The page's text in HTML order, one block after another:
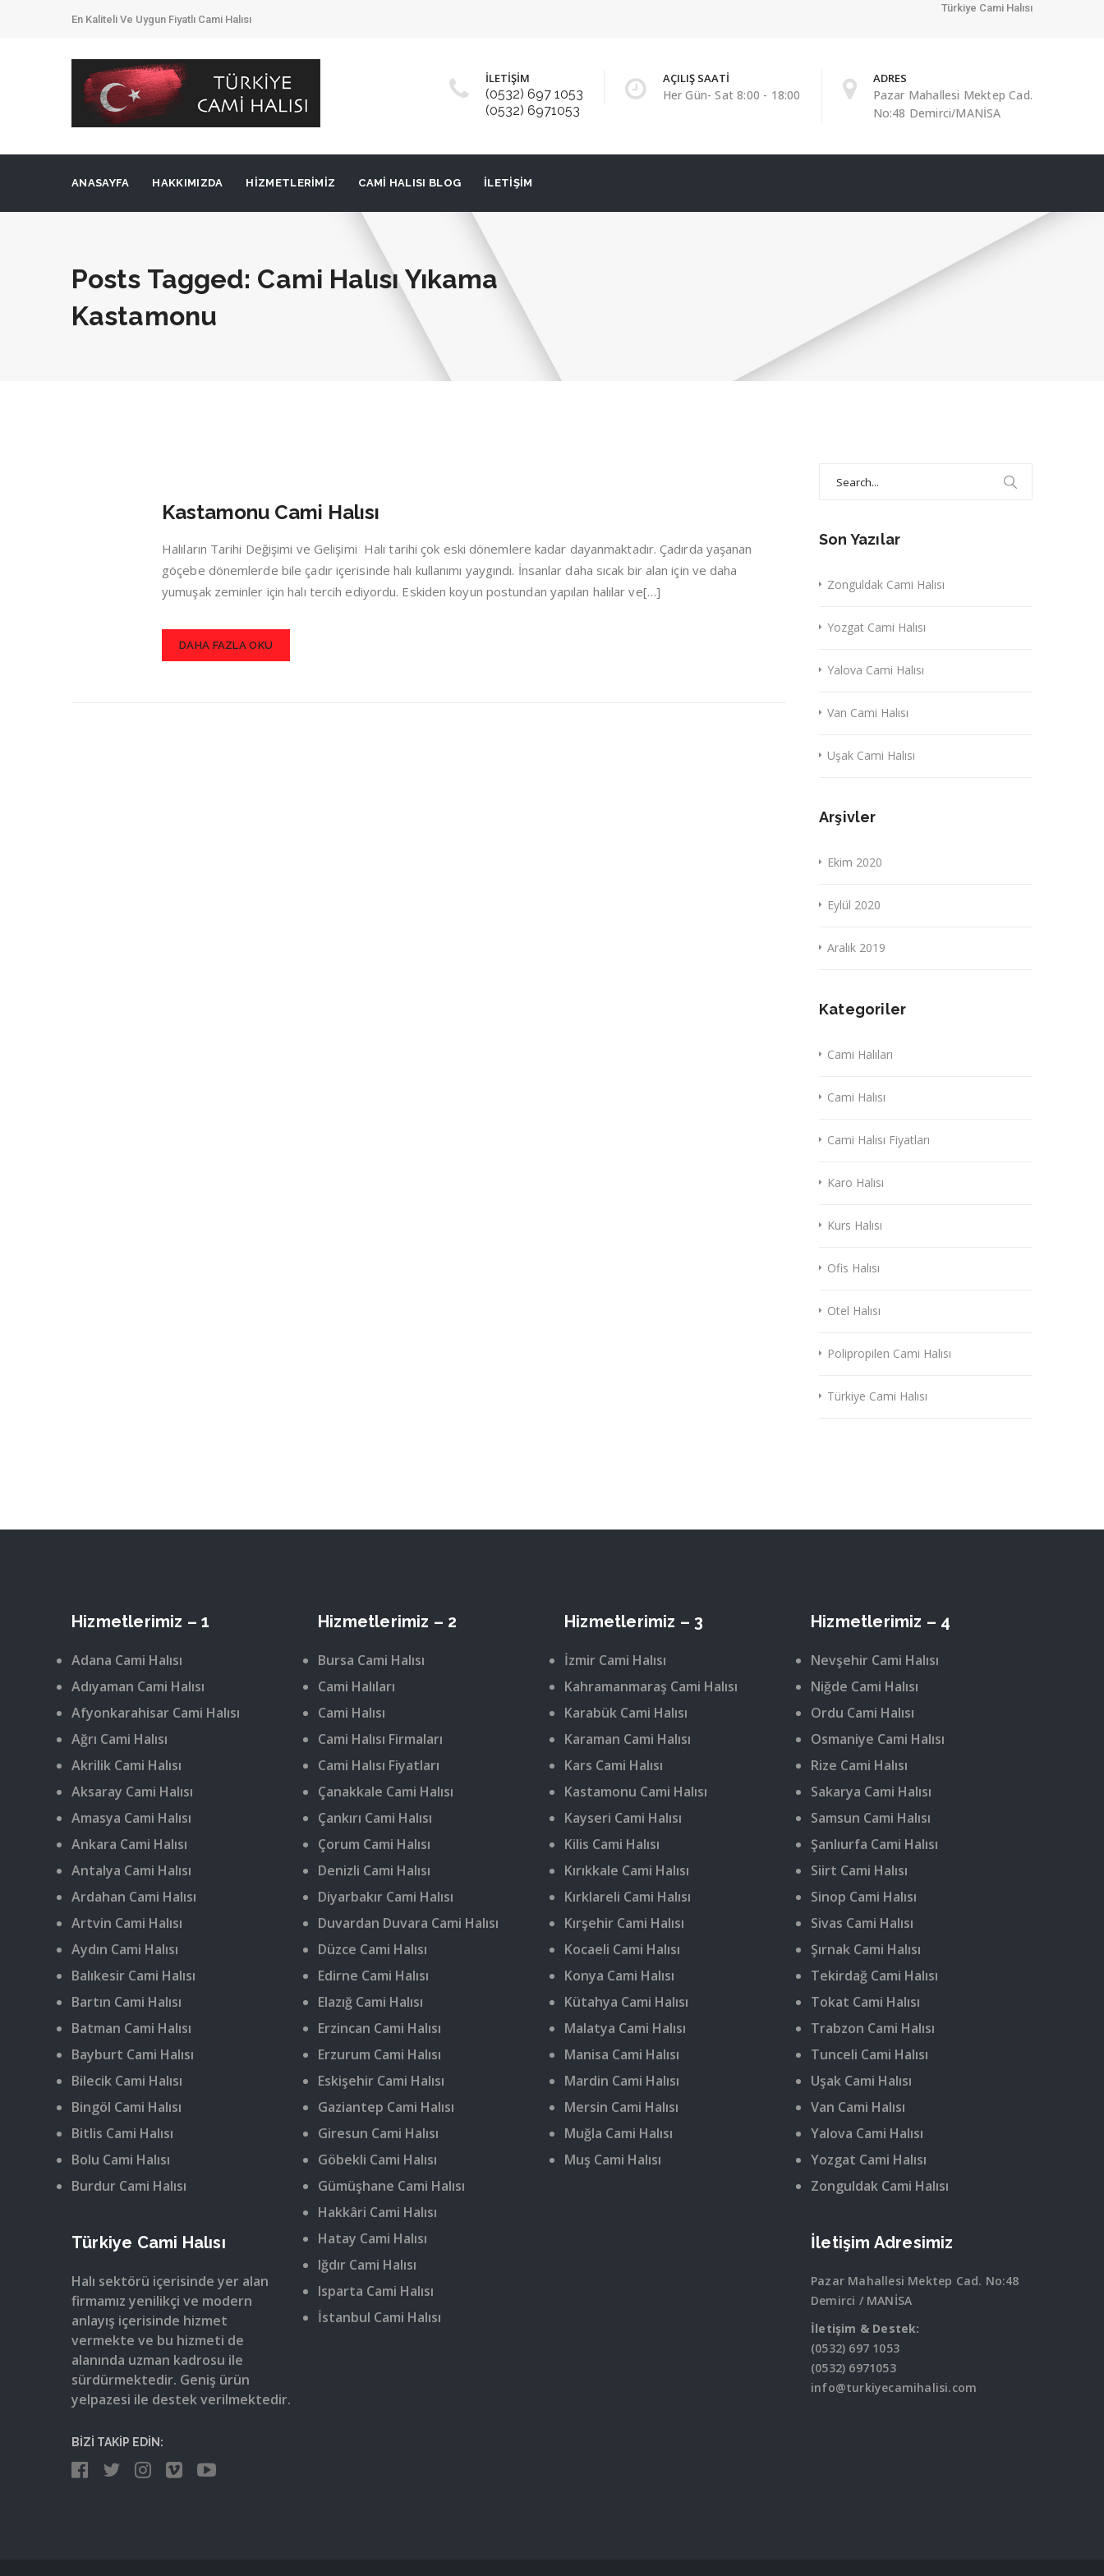
En Kaliteli Ve Uygun Fiyatlı Cami Halısı
Türkiye Cami Halısı
İLETİŞİM
(0532) 697 1053
(0532) 6971053
AÇILIŞ SAATİ
Her Gün- Sat 8:00 - 18:00
ADRES
Pazar Mahallesi Mektep Cad.
No:48 Demirci/MANİSA
ANASAYFA HAKKIMIZDA HIZMETLERIMIZ CAMI HALISI BLOG İLETIŞIM
Posts Tagged: Cami Halısı Yıkama
Kastamonu
Kastamonu Cami Halısı
Halıların Tarihi Değişimi ve Gelişimi Halı tarihi çok eski dönemlere kadar dayanmaktadır. Çadırda yaşanan
göçebe dönemlerde bile çadır içerisinde halı kullanımı yaygındı. İnsanlar daha sıcak bir alan için ve daha
yumuşak zeminler için halı tercih ediyordu. Eskiden koyun postundan yapılan halılar ve[…]
DAHA FAZLA OKU
Son Yazılar
Zonguldak Cami Halısı
Yozgat Cami Halısı
Yalova Cami Halısı
Van Cami Halısı
Uşak Cami Halısı
Arşivler
Ekim 2020
Eylül 2020
Aralık 2019
Kategoriler
Cami Halıları
Cami Halısı
Cami Halısı Fiyatları
Karo Halısı
Kurs Halısı
Ofis Halısı
Otel Halısı
Polipropilen Cami Halısı
Türkiye Cami Halısı
Hizmetlerimiz – 1
Adana Cami Halısı
Adıyaman Cami Halısı
Afyonkarahisar Cami Halısı
Ağrı Cami Halısı
Akrilik Cami Halısı
Aksaray Cami Halısı
Amasya Cami Halısı
Ankara Cami Halısı
Antalya Cami Halısı
Ardahan Cami Halısı
Artvin Cami Halısı
Aydın Cami Halısı
Balıkesir Cami Halısı
Bartın Cami Halısı
Batman Cami Halısı
Bayburt Cami Halısı
Bilecik Cami Halısı
Bingöl Cami Halısı
Bitlis Cami Halısı
Bolu Cami Halısı
Burdur Cami Halısı
Türkiye Cami Halısı
Halı sektörü içerisinde yer alan
firmamız yenilikçi ve modern
anlayış içerisinde hizmet
vermekte ve bu hizmeti de
alanında uzman kadrosu ile
sürdürmektedir. Geniş ürün
yelpazesi ile destek verilmektedir.
BİZİ TAKİP EDİN:
Hizmetlerimiz – 2
Bursa Cami Halısı
Cami Halıları
Cami Halısı
Cami Halısı Firmaları
Cami Halısı Fiyatları
Çanakkale Cami Halısı
Çankırı Cami Halısı
Çorum Cami Halısı
Denizli Cami Halısı
Diyarbakır Cami Halısı
Duvardan Duvara Cami Halısı
Düzce Cami Halısı
Edirne Cami Halısı
Elazığ Cami Halısı
Erzincan Cami Halısı
Erzurum Cami Halısı
Eskişehir Cami Halısı
Gaziantep Cami Halısı
Giresun Cami Halısı
Göbekli Cami Halısı
Gümüşhane Cami Halısı
Hakkâri Cami Halısı
Hatay Cami Halısı
Iğdır Cami Halısı
Isparta Cami Halısı
İstanbul Cami Halısı
Hizmetlerimiz – 3
İzmir Cami Halısı
Kahramanmaraş Cami Halısı
Karabük Cami Halısı
Karaman Cami Halısı
Kars Cami Halısı
Kastamonu Cami Halısı
Kayseri Cami Halısı
Kilis Cami Halısı
Kırıkkale Cami Halısı
Kırklareli Cami Halısı
Kırşehir Cami Halısı
Kocaeli Cami Halısı
Konya Cami Halısı
Kütahya Cami Halısı
Malatya Cami Halısı
Manisa Cami Halısı
Mardin Cami Halısı
Mersin Cami Halısı
Muğla Cami Halısı
Muş Cami Halısı
Hizmetlerimiz – 4
Nevşehir Cami Halısı
Niğde Cami Halısı
Ordu Cami Halısı
Osmaniye Cami Halısı
Rize Cami Halısı
Sakarya Cami Halısı
Samsun Cami Halısı
Şanlıurfa Cami Halısı
Siirt Cami Halısı
Sinop Cami Halısı
Sivas Cami Halısı
Şırnak Cami Halısı
Tekirdağ Cami Halısı
Tokat Cami Halısı
Trabzon Cami Halısı
Tunceli Cami Halısı
Uşak Cami Halısı
Van Cami Halısı
Yalova Cami Halısı
Yozgat Cami Halısı
Zonguldak Cami Halısı
İletişim Adresimiz
Pazar Mahallesi Mektep Cad. No:48
Demirci / MANİSA
İletişim & Destek:
(0532) 697 1053
(0532) 6971053
info@turkiyecamihalisi.com